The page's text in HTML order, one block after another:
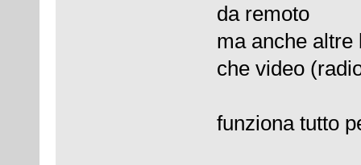
da remoto
ma anche altre
che video
funziona tutto